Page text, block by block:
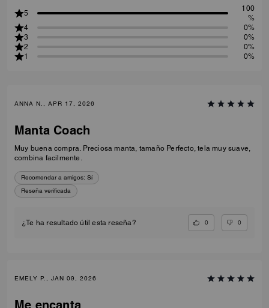
5
100
%
4
0%
3
0%
2
0%
1
0%
ANNA N., APR 17, 2026
Manta Coach
Muy buena compra. Preciosa manta, tamaño Perfecto, tela muy suave,
combina facilmente.
Recomendar a amigos: Sí
Reseña verificada
¿Te ha resultado útil esta reseña? 0 0
EMELY P., JAN 09, 2026